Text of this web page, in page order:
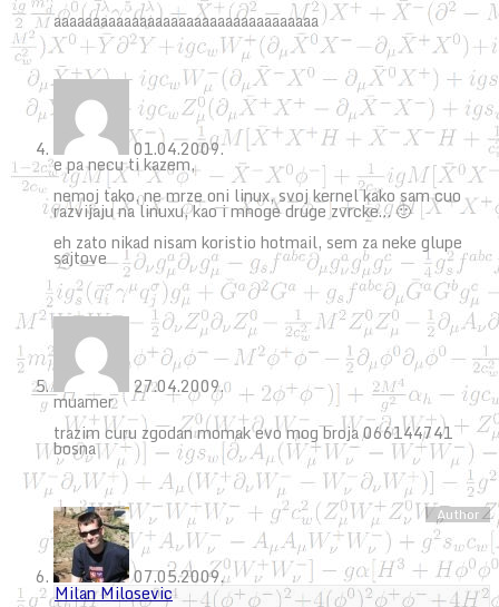
aaaaaaaaaaaaaaaaaaaaaaaaaaaaaaaaaa
01.04.2009.
e pa necu ti kazem,
nemoj tako, ne mrze oni linux, svoj kernel kako sam cuo
razvijaju na linuxu, kao i mnoge druge zvrcke… 🙂
eh zato nikad nisam koristio hotmail, sem za neke glupe
sajtove
27.04.2009.
muamer
trazim curu zgodan momak evo mog broja 066144741
bosna
07.05.2009.
Milan Milosevic